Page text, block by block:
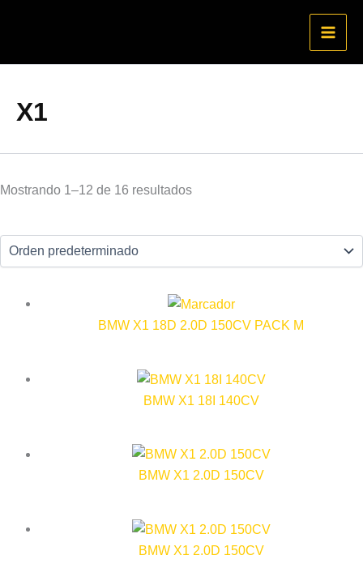
X1
Mostrando 1–12 de 16 resultados
BMW X1 18D 2.0D 150CV PACK M
BMW X1 18I 140CV
BMW X1 2.0D 150CV
BMW X1 2.0D 150CV